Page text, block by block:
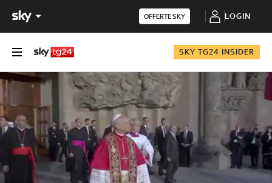
OFFERTE SKY LOGIN
SKY TG24 INSIDER